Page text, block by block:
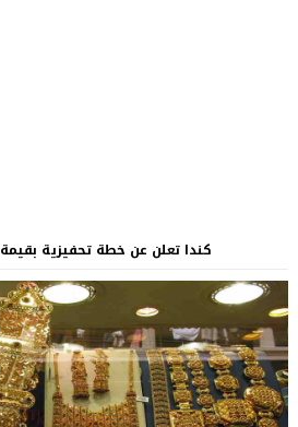
كندا تعلن عن خطة تحفيزية بقيمة 101.4 مليار دولار